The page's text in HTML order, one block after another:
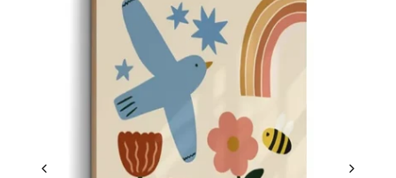
Frete grátis acima de R$300 em produtos